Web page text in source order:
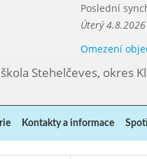
Poslední
Úterý
Omezení
Stehelčeves, okres
Kontakty a informace